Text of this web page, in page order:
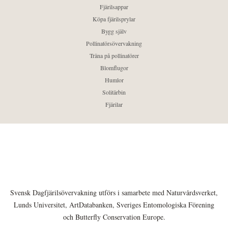
Fjärilsappar
Köpa fjärilsprylar
Bygg själv
Pollinatörsövervakning
Träna på pollinatörer
Blomflugor
Humlor
Solitärbin
Fjärilar
Svensk Dagfjärilsövervakning utförs i samarbete med Naturvårdsverket,
Lunds Universitet, ArtDatabanken, Sveriges Entomologiska Förening
och Butterfly Conservation Europe.